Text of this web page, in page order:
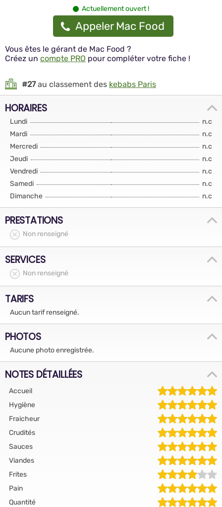
Actuellement ouvert !
Appeler Mac Food
Vous êtes le gérant de Mac Food ?
Créez un compte PRO pour compléter votre fiche !
#27au classement des kebabs Paris
HORAIRES
Lundi
n.c
Mardi
n.c
Mercredi
n.c
Jeudi
n.c
Vendredi
n.c
Samedi
n.c
Dimanche
n.c
PRESTATIONS
Non renseigné
SERVICES
Non renseigné
TARIFS
Aucun tarif renseigné.
PHOTOS
Aucune photo enregistrée.
NOTES DÉTAILLÉES
Accueil
Hygiène
Fraicheur
Crudités
Sauces
Viandes
Frites
Pain
Quantité